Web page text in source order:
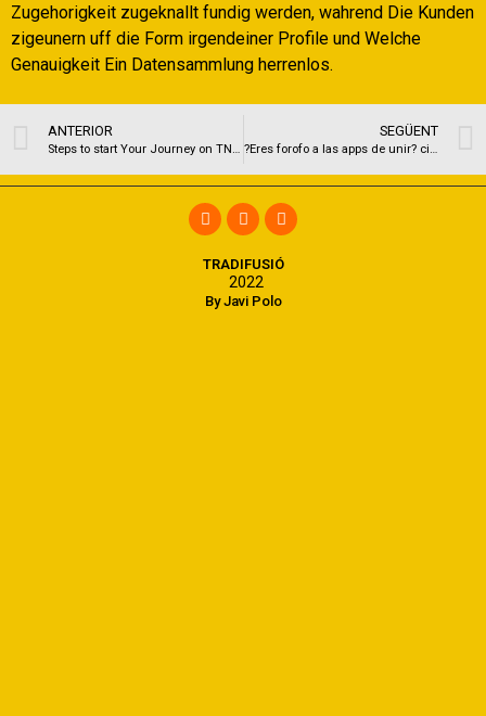
Zugehorigkeit zugeknallt fundig werden, wahrend Die Kunden
zigeunern uff die Form irgendeiner Profile und Welche
Genauigkeit Ein Datensammlung herrenlos.
ANTERIOR
Steps to start Your Journey on TNABoard?
SEGÜENT
?Eres forofo a las apps de unir? cinco senales sobre que precisas huir de estas citas en linea
By Javi Polo
TRADIFUSIÓ
2022